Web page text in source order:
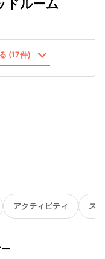
ドルーム
(17件)
アクティビティ ス